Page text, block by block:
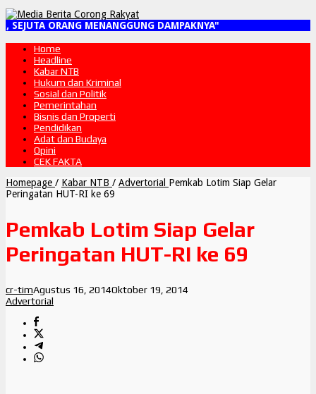
ORANG MENANGGUNG DAMPAKNYA"
Home
Headline
Kabar NTB
Hukum dan Kriminal
Sosial dan Politik
Pemerintahan
Bisnis dan Properti
Pendidikan
Adat dan Budaya
Opini
CEK FAKTA
Homepage / Kabar NTB / Advertorial Pemkab Lotim Siap Gelar
Peringatan HUT-RI ke 69
Pemkab Lotim Siap Gelar
Peringatan HUT-RI ke 69
cr-timAgustus 16, 2014Oktober 19, 2014
Advertorial